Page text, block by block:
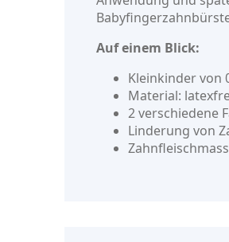
Auf einem Blick:
Kleinkinder von
Material:
2 verschiedene
Linderung von